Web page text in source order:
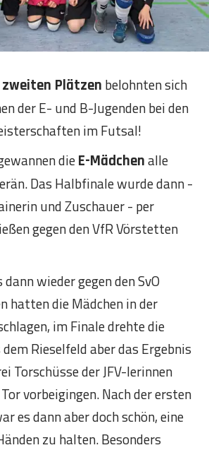
Plätzen belohnten sich
der E- und B-Jugenden bei den
im Futsal!
dieE-Mädchenalle
Das Halbfinale wurde dann -
und Zuschauer - per
gegen den VfR Vörstetten
wieder gegen den SvO
hatten die Mädchen in der
im Finale drehte die
Rieselfeld aber das Ergebnis
Torschüsse der JFV-lerinnen
vorbeigingen. Nach der ersten
es dann aber doch schön, eine
zu halten. Besonders